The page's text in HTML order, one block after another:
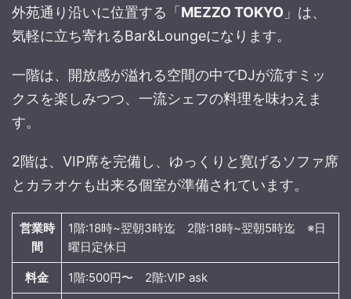
外苑通り沿いに位置する「MEZZO TOKYO 」は、
気軽に立ち寄れるBar&Loungeになります。
一階は、開放感が溢れる空間の中でDJが流すミッ
クスを楽しみつつ、一流シェフの料理を味わえま
す。
2階は、VIP席を完備し、ゆっくりと寛げるソファ席
とカラオケも出来る個室が準備されています。
営業時
間
1階:18時~翌朝3時迄 2階:18時~翌朝5時迄 ※日
曜日定休日
料金 1階:500円〜 2階:VIP ask